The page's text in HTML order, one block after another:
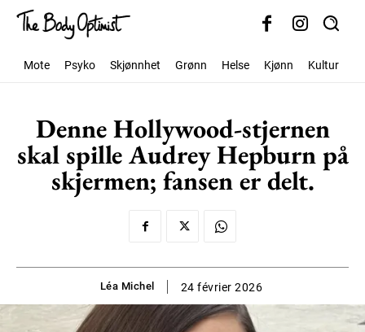
Mote Psyko Skjønnhet Grønn Helse Kjønn Kultur
Denne Hollywood-stjernen
skal spille Audrey Hepburn på
skjermen; fansen er delt.
Léa Michel 24 février 2026